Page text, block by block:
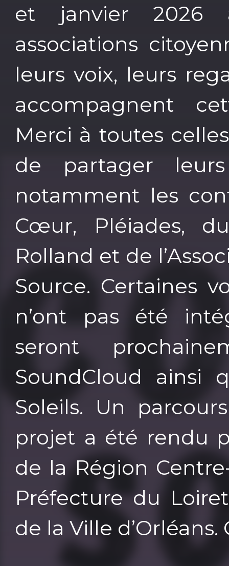
et janvier 2026
associations
leurs voix, leurs
accompagnent
Merci à toutes
de partager
notamment les
Cœur, Pléiades,
Rolland et de
Source. Certaines
n’ont pas été
seront
SoundCloud ainsi
Soleils. Un
projet a été rendu
de la Région
Préfecture du
de la Ville